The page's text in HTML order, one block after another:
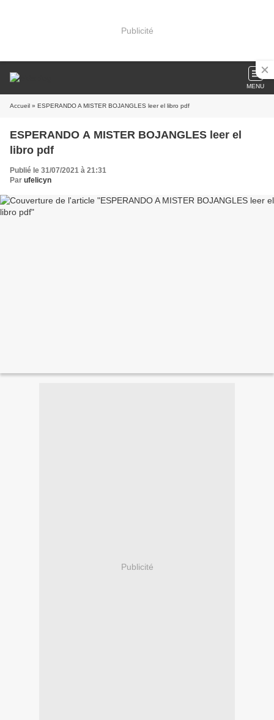
Publicité
MENU
Accueil » ESPERANDO A MISTER BOJANGLES leer el libro pdf
ESPERANDO A MISTER BOJANGLES leer el
libro pdf
Publié le 31/07/2021 à 21:31
Par ufelicyn
Publicité